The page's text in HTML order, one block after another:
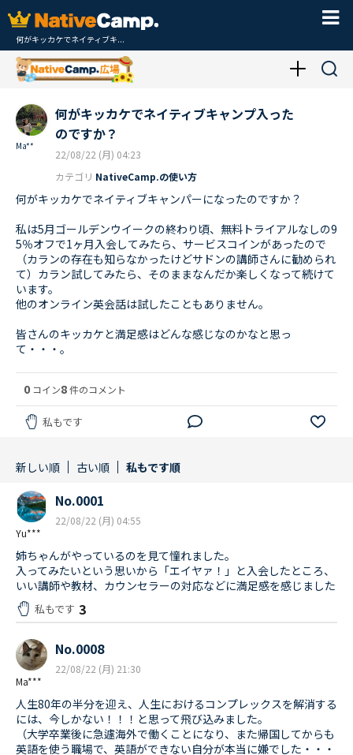
何がキッカケでネイティブキ...
Ma**
何がキッカケでネイティブキャンプ入った
のですか？
22/08/22 (月) 04:23
カテゴリ NativeCamp.の使い方
何がキッカケでネイティブキャンパーになったのですか？
私は5月ゴールデンウイークの終わり頃、無料トライアルなしの9
5％オフで1ヶ月入会してみたら、サービスコインがあったので
（カランの存在も知らなかったけどサドンの講師さんに勧められ
て）カラン試してみたら、そのままなんだか楽しくなって続けて
います。
他のオンライン英会話は試したこともありません。
皆さんのキッカケと満足感はどんな感じなのかなと思っ
て・・・。
0 コイン8件のコメント
私もです
新しい順 古い順 私もです順
Yu***
No.0001
22/08/22 (月) 04:55
姉ちゃんがやっているのを見て憧れました。
入ってみたいという思いから「エイヤァ！」と入会したところ、
いい講師や教材、カウンセラーの対応などに満足感を感じました
私もです 3
Ma***
No.0008
22/08/22 (月) 21:30
人生80年の半分を迎え、人生におけるコンプレックスを解消する
には、今しかない！！！と思って飛び込みました。
（大学卒業後に急遽海外で働くことになり、また帰国してからも
英語を使う職場で、英語ができない自分が本当に嫌でした・・・